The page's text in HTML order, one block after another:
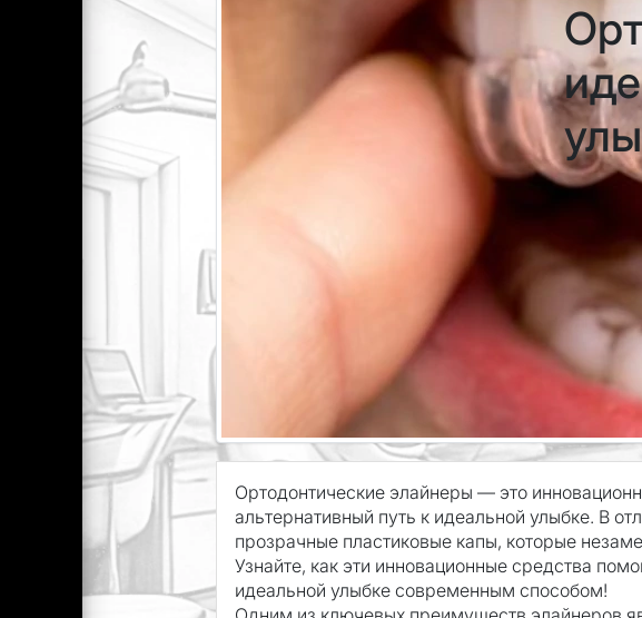
Ортодонтические элайнеры — это
альтернативный путь к идеальной улыбке. В
прозрачные пластиковые капы, которые
Узнайте, как эти инновационные средства
идеальной улыбке современным способом!